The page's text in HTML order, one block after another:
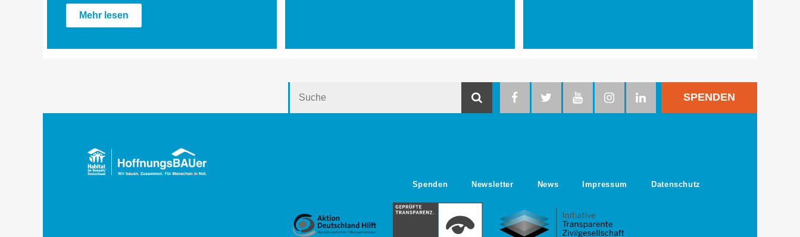
Mehr lesen
SPENDEN
Spenden Newsletter News Impressum Datenschutz